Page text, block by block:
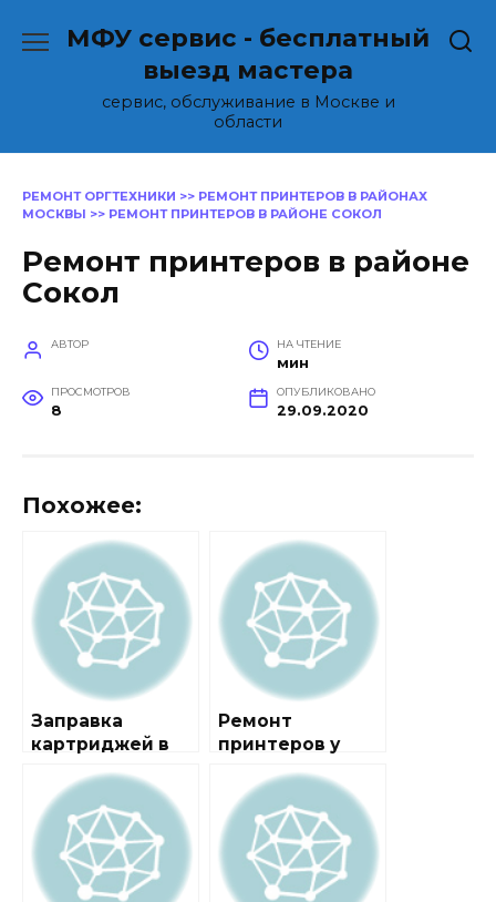
МФУ сервис - бесплатный
выезд мастера
сервис, обслуживание в Москве и
области
РЕМОНТ ОРГТЕХНИКИ >> РЕМОНТ ПРИНТЕРОВ В РАЙОНАХ
МОСКВЫ >> РЕМОНТ ПРИНТЕРОВ В РАЙОНЕ СОКОЛ
Ремонт принтеров в районе
Сокол
АВТОР НА ЧТЕНИЕ
мин
ПРОСМОТРОВ
8
ОПУБЛИКОВАНО
29.09.2020
Похожее:
Заправка
картриджей в
Ремонт
принтеров у